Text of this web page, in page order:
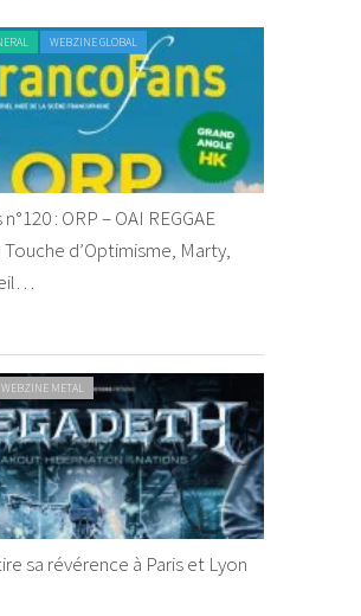
WEBZINE GLOBAL
: ORP – OAI REGGAE
Touche d’Optimisme, Marty,
WEBZINE METAL
sa révérence à Paris et Lyon